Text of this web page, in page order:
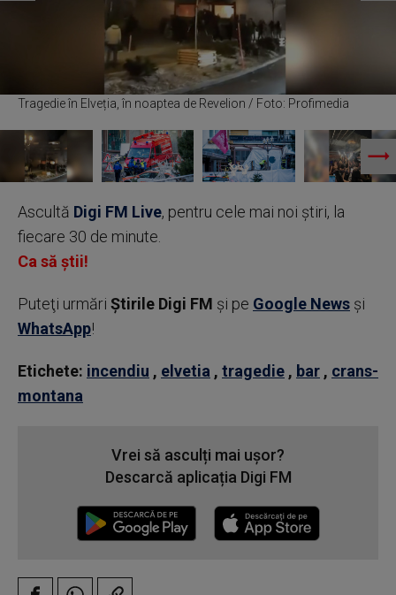
Tragedie în Elveția, în noaptea de Revelion / Foto: Profimedia
Ascultă Digi FM Live, pentru cele mai noi știri, la
fiecare 30 de minute.
Ca să știi!
Puteţi urmări Știrile Digi FM şi pe Google News şi
WhatsApp!
Etichete: incendiu , elvetia , tragedie , bar , crans-
montana
Vrei să asculți mai ușor?
Descarcă aplicația Digi FM